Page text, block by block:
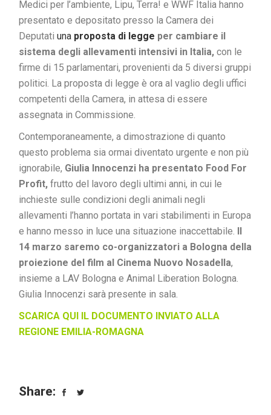
Medici per l’ambiente, Lipu, Terra! e WWF Italia hanno
presentato e depositato presso la Camera dei
Deputatiuna proposta di legge per cambiare il
sistema degli allevamenti intensivi in Italia,con le
firme di 15 parlamentari, provenienti da 5 diversi gruppi
politici. La proposta di legge è ora al vaglio degli uffici
competenti della Camera, in attesa di essere
assegnata in Commissione.
Contemporaneamente, a dimostrazione di quanto
questo problema sia ormai diventato urgente e non più
ignorabile, Giulia Innocenzi ha presentato Food For
Profit, frutto del lavoro degli ultimi anni, in cui le
inchieste sulle condizioni degli animali negli
allevamenti l’hanno portata in vari stabilimenti in Europa
e hanno messo in luce una situazione inaccettabile. Il
14 marzo saremo co-organizzatori a Bologna della
proiezione del film al Cinema Nuovo Nosadella,
insieme a LAV Bologna e Animal Liberation Bologna.
Giulia Innocenzi sarà presente in sala.
SCARICA QUI IL DOCUMENTO INVIATO ALLA
REGIONE EMILIA-ROMAGNA
Share: